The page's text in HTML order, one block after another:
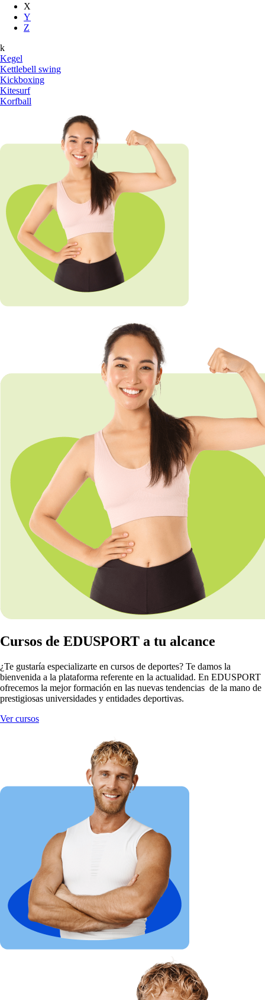
X
Y
Z
k
Kegel
Kettlebell swing
Kickboxing
Kitesurf
Korfball
Cursos de EDUSPORT a tu alcance
¿Te gustaría especializarte en cursos de deportes? Te damos la
bienvenida a la plataforma referente en la actualidad. En EDUSPORT
ofrecemos la mejor formación en las nuevas tendencias de la mano de
prestigiosas universidades y entidades deportivas.
Ver cursos